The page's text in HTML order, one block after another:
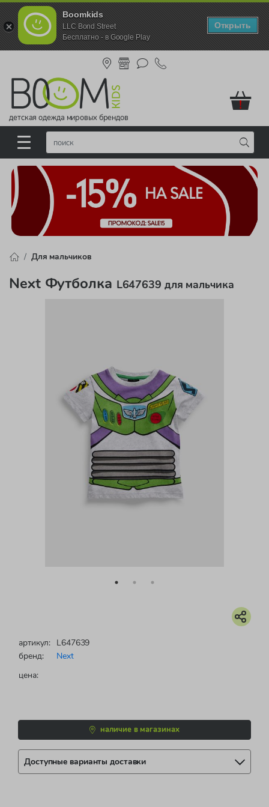
Boomkids
LLC Bond Street
Бесплатно - в Google Play
Открыть
детская одежда мировых брендов
!
Для мальчиков
Next Футболка L647639 для мальчика
артикул: L647639
бренд:
Next
цена:
наличие в магазинах
Доступные варианты доставки